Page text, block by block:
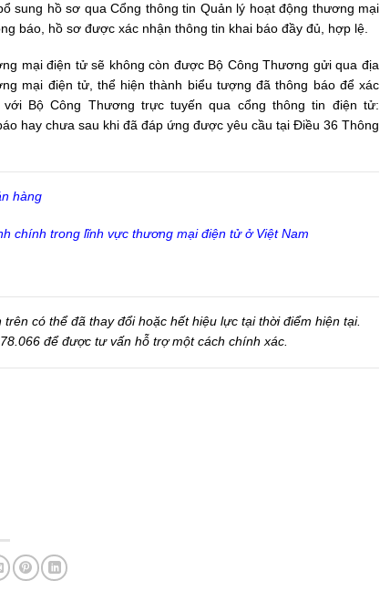
sung hồ sơ qua Cổng thông tin Quản lý hoạt động thương mại
báo, hồ sơ được xác nhận thông tin khai báo đầy đủ, hợp lệ.
mại điện tử sẽ không còn được Bộ Công Thương gửi qua địa
mại điện tử, thể hiện thành biểu tượng đã thông báo để xác
Bộ Công Thương trực tuyến qua cổng thông tin điện tử:
hay chưa sau khi đã đáp ứng được yêu cầu tại Điều 36 Thông
hàng
chính trong lĩnh vực thương mại điện tử ở Việt Nam
có thể đã thay đổi hoặc hết hiệu lực tại thời điểm hiện tại.
để được tư vấn hỗ trợ một cách chính xác.